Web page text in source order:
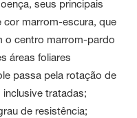
seus principais
marrom-escura, que
o centro marrom-pardo
áreas foliares
passa pela rotação de
tratadas;
de resistência;